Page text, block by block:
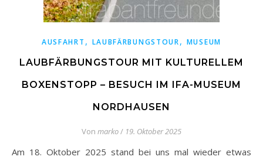
AUSFAHRT , LAUBFÄRBUNGSTOUR, MUSEUM
LAUBFÄRBUNGSTOUR MIT KULTURELLEM
BOXENSTOPP – BESUCH IM IFA-MUSEUM
NORDHAUSEN
Von marko/ 19. Oktober 2025
Am 18. Oktober 2025 stand bei uns mal wieder etwas